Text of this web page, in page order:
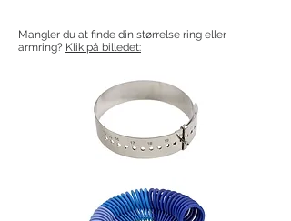
Mangler du at finde din størrelse ring eller
armring? Klik på billedet: